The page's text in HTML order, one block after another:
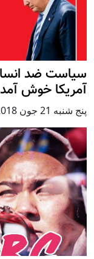
سیاست ضد
آمریکا خوش
پنج شنبه 21 جون 2018